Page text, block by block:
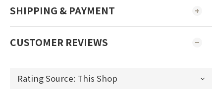
SHIPPING & PAYMENT
CUSTOMER REVIEWS